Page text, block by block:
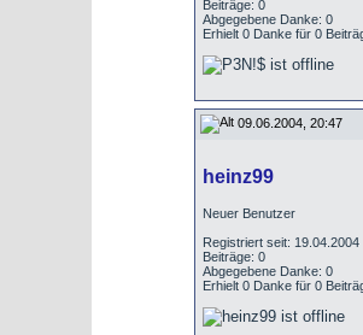
Beiträge: 0
Abgegebene Danke: 0
Erhielt 0 Danke für 0
09.06.2004, 20:47
heinz99
Neuer Benutzer
Registriert seit: 19.04.2004
Beiträge: 0
Abgegebene Danke: 0
Erhielt 0 Danke für 0